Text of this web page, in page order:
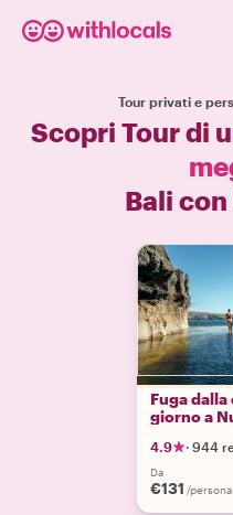
Tour privati e
Scopri Tour di
Bali
Fuga
giorno a
4.9 · 944
Da
€131 /persona